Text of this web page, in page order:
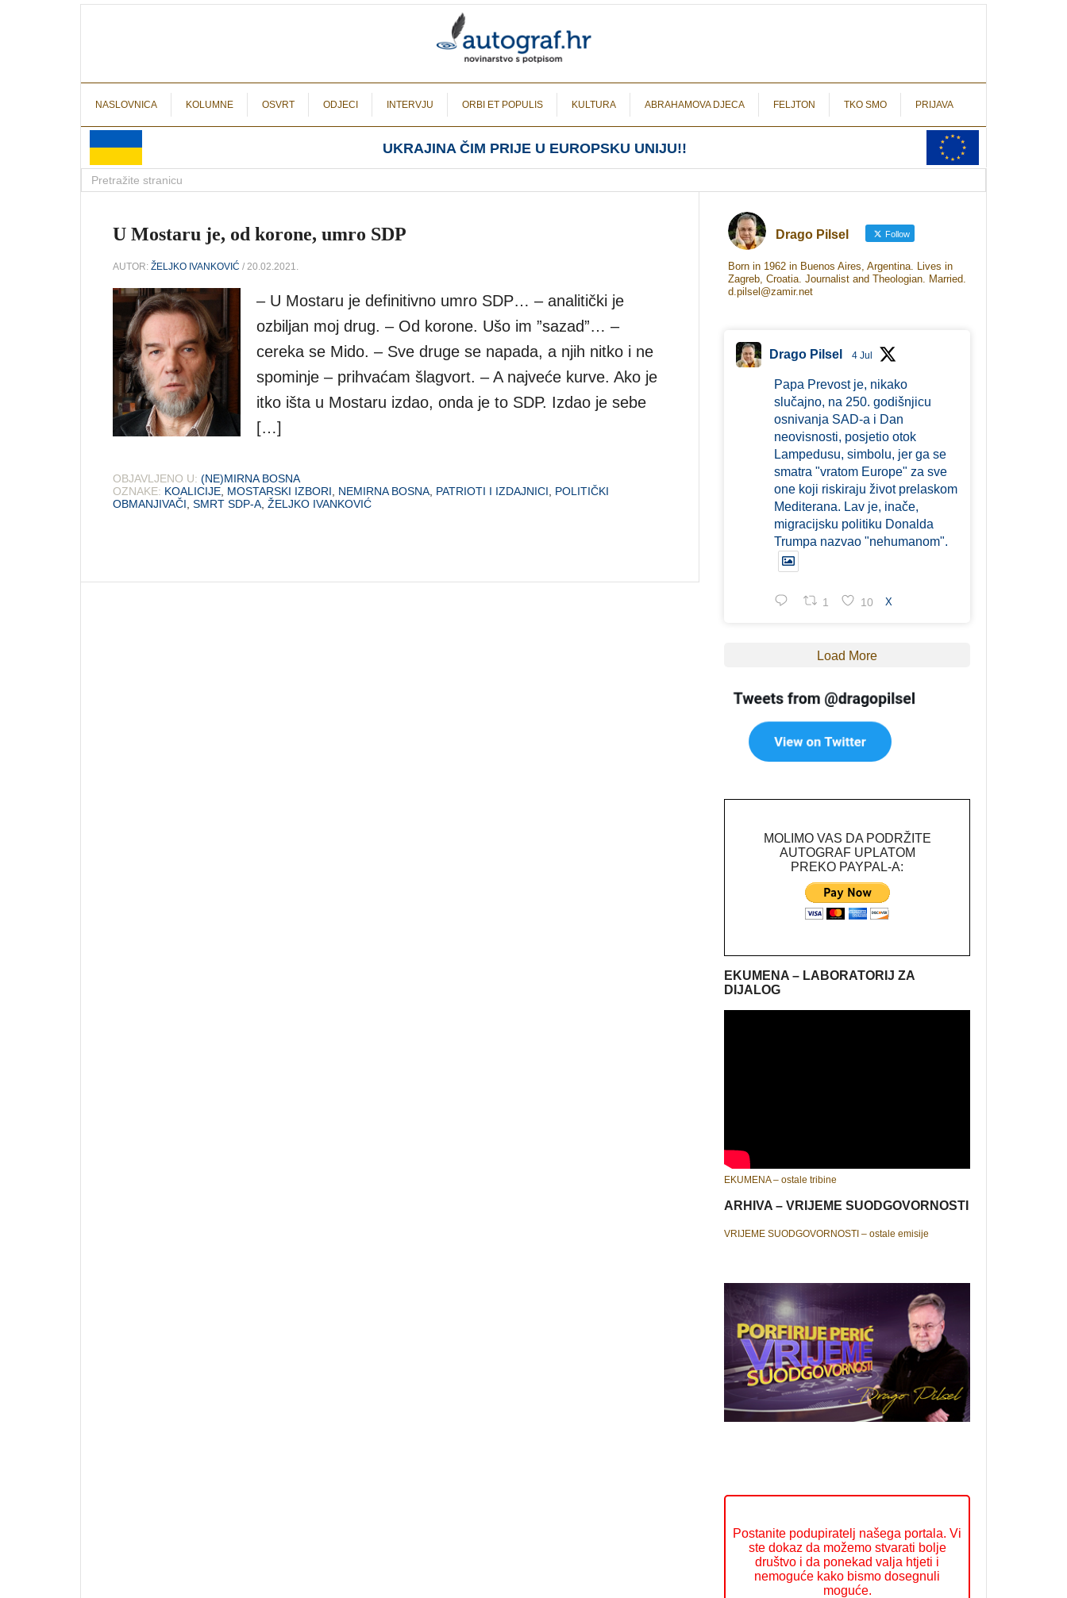
NASLOVNICA KOLUMNE OSVRT ODJECI INTERVJU ORBI ET POPULIS KULTURA ABRAHAMOVA DJECA FELJTON TKO SMO PRIJAVA
UKRAJINA ČIM PRIJE U EUROPSKU UNIJU!!
U Mostaru je, od korone, umro SDP
AUTOR: ŽELJKO IVANKOVIĆ / 20.02.2021.
– U Mostaru je definitivno umro SDP… – analitički je
ozbiljan moj drug. – Od korone. Ušo im ”sazad”… –
cereka se Mido. – Sve druge se napada, a njih nitko i ne
spominje – prihvaćam šlagvort. – A najveće kurve. Ako je
itko išta u Mostaru izdao, onda je to SDP. Izdao je sebe
[…]
OBJAVLJENO U: (NE)MIRNA BOSNA
OZNAKE: KOALICIJE MOSTARSKI IZBORI NEMIRNA BOSNA PATRIOTI I IZDAJNICI
POLITIČKI
OBMANJIVAČI SMRT SDP-A ŽELJKO IVANKOVIĆ
Drago Pilsel Follow
Born in 1962 in Buenos Aires, Argentina. Lives in
Zagreb, Croatia. Journalist and Theologian. Married.
d.pilsel@zamir.net
Drago Pilsel 4 Jul
Papa Prevost je, nikako
slučajno, na 250. godišnjicu
osnivanja SAD-a i Dan
neovisnosti, posjetio otok
Lampedusu, simbolu, jer ga se
smatra "vratom Europe" za sve
one koji riskiraju život prelaskom
Mediterana. Lav je, inače,
migracijsku politiku Donalda
Trumpa nazvao "nehumanom".
1 10 X
Load More
MOLIMO VAS DA PODRŽITE
AUTOGRAF UPLATOM
PREKO PAYPAL-A:
EKUMENA – LABORATORIJ ZA
DIJALOG
EKUMENA – ostale tribine
ARHIVA – VRIJEME SUODGOVORNOSTI
VRIJEME SUODGOVORNOSTI – ostale emisije
Postanite podupiratelj našega portala. Vi
ste dokaz da možemo stvarati bolje
društvo i da ponekad valja htjeti i
nemoguće kako bismo dosegnuli
moguće.